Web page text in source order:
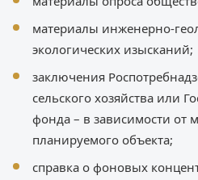
материалы инженерно-
экологических изысканий;
заключения
сельского хозяйства или
фонда – в зависимости от
планируемого объекта;
справка о фоновых